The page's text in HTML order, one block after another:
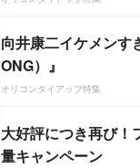
向井康二イケメンす
ONG）』
オリコンタイアップ特集
大好評につき再び！
量キャンペーン